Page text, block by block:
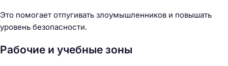
Это помогает отпугивать злоумышленников и повышать
уровень безопасности.
Рабочие и учебные зоны